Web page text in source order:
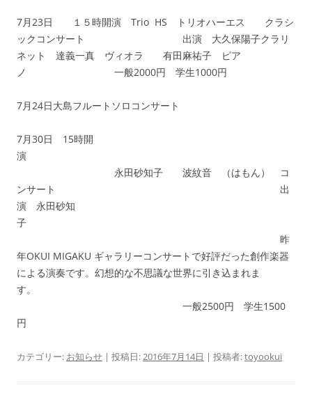
7月23日 １５時開演 Trio HS トリオハーエス クラシ
ックコンサート 出演 大久保陽子クラリ
ネット 達義一真 ヴィオラ 有田麻祐子 ピア
ノ 一般2000円 学生1000円
7月24日大島フルートソロコンサート
7月30日 15時開
演
永田砂知子 波紋音 （はもん） コ
ンサート 出
演 永田砂知
子
昨
年OKUI MIGAKU ギャラリーコンサートで好評だった創作楽器
による演奏です。幻想的な不思議な世界に引き込まれま
す。
一般2500円 学生1500
円
カテゴリー: お知らせ | 投稿日:2016年7月14日 | 投稿者:toyookui